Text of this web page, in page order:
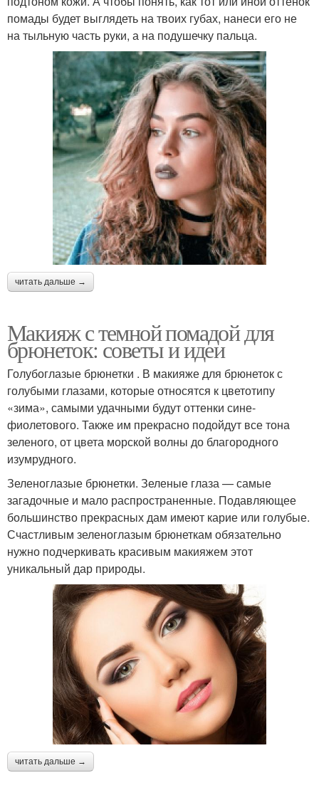
помады будет выглядеть на твоих губах, нанеси его не
на тыльную часть руки, а на подушечку пальца.
читать дальше →
Макияж с темной помадой для
брюнеток: советы и идеи
Голубоглазые брюнетки . В макияже для брюнеток с
голубыми глазами, которые относятся к цветотипу
«зима», самыми удачными будут оттенки сине-
фиолетового. Также им прекрасно подойдут все тона
зеленого, от цвета морской волны до благородного
изумрудного.
Зеленоглазые брюнетки. Зеленые глаза — самые
загадочные и мало распространенные. Подавляющее
большинство прекрасных дам имеют карие или голубые.
Счастливым зеленоглазым брюнеткам обязательно
нужно подчеркивать красивым макияжем этот
уникальный дар природы.
читать дальше →